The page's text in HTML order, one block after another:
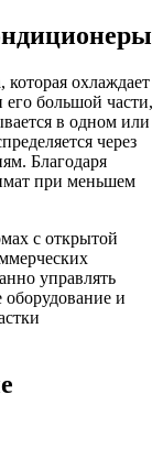
охлаждает
его большой части,
в одном или
через
Благодаря
при меньшем
с открытой
управлять
оборудование и